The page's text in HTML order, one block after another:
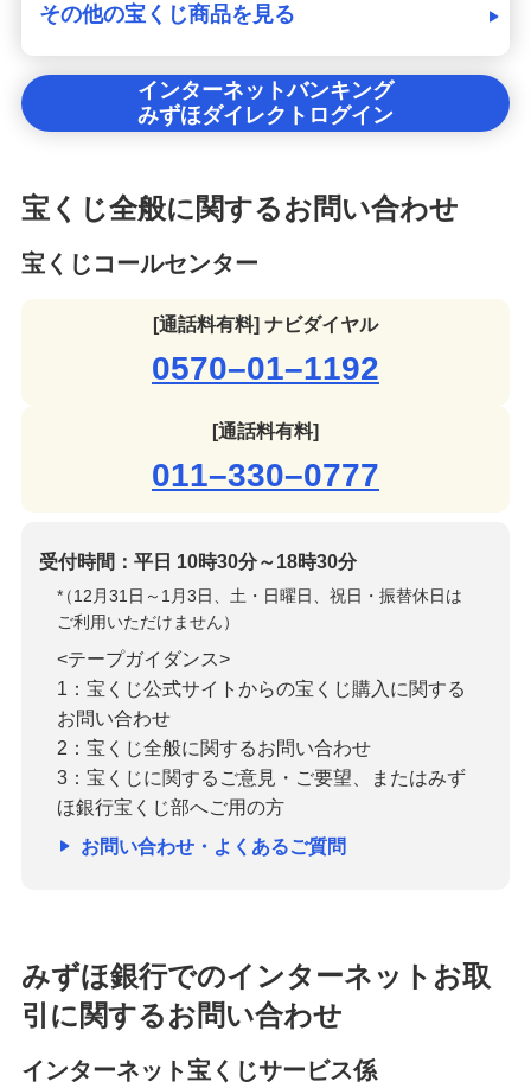
その他の宝くじ商品を見る
インターネットバンキング
みずほダイレクトログイン
宝くじ全般に関するお問い合わせ
宝くじコールセンター
[通話料有料] ナビダイヤル
0570–01–1192
[通話料有料]
011–330–0777
受付時間：平日 10時30分～18時30分
*
（12月31日～1月3日、土・日曜日、祝日・振替休日は
ご利用いただけません）
<テープガイダンス>
1：宝くじ公式サイトからの宝くじ購入に関する
お問い合わせ
2：宝くじ全般に関するお問い合わせ
3：宝くじに関するご意見・ご要望、またはみず
ほ銀行宝くじ部へご用の方
お問い合わせ・よくあるご質問
みずほ銀行でのインターネットお取
引に関するお問い合わせ
インターネット宝くじサービス係